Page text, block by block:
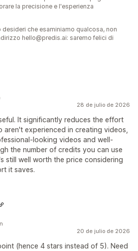
la precisione e l'esperienza
che esaminiamo qualcosa, non
hello@predis.ai: saremo felici di
28 de julio de 2026
It significantly reduces the effort
aren't experienced in creating videos,
looking videos and well-
the number of credits you can use
still well worth the price considering
it saves.
20 de julio de 2026
(hence 4 stars instead of 5). Need